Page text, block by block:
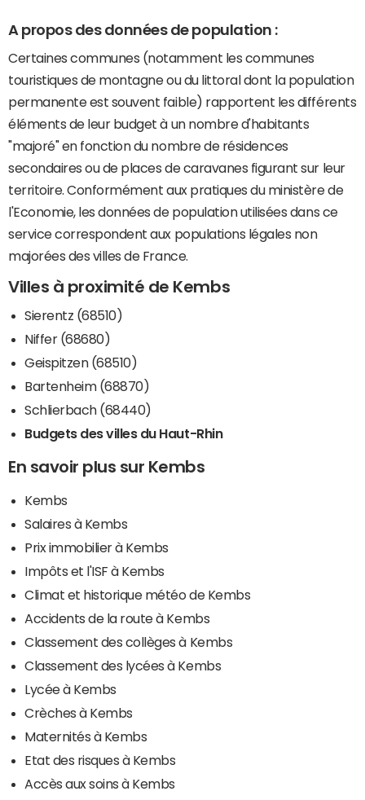
A propos des données de population :
Certaines communes (notamment les communes
touristiques de montagne ou du littoral dont la population
permanente est souvent faible) rapportent les différents
éléments de leur budget à un nombre d'habitants
"majoré" en fonction du nombre de résidences
secondaires ou de places de caravanes figurant sur leur
territoire. Conformément aux pratiques du ministère de
l'Economie, les données de population utilisées dans ce
service correspondent aux populations légales non
majorées des villes de France.
Villes à proximité de Kembs
Sierentz (68510)
Niffer (68680)
Geispitzen (68510)
Bartenheim (68870)
Schlierbach (68440)
Budgets des villes du Haut-Rhin
En savoir plus sur Kembs
Kembs
Salaires à Kembs
Prix immobilier à Kembs
Impôts et l'ISF à Kembs
Climat et historique météo de Kembs
Accidents de la route à Kembs
Classement des collèges à Kembs
Classement des lycées à Kembs
Lycée à Kembs
Crèches à Kembs
Maternités à Kembs
Etat des risques à Kembs
Accès aux soins à Kembs